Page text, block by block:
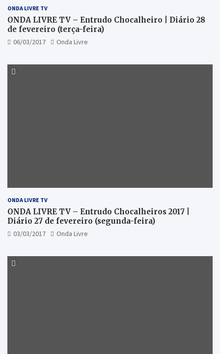
ONDA LIVRE TV
ONDA LIVRE TV – Entrudo Chocalheiro | Diário 28
de fevereiro (terça-feira)
06/03/2017 Onda Livre
ONDA LIVRE TV
ONDA LIVRE TV – Entrudo Chocalheiros 2017 |
Diário 27 de fevereiro (segunda-feira)
03/03/2017 Onda Livre